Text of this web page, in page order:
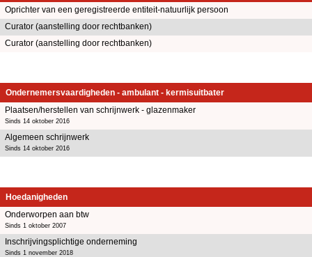
Oprichter van een geregistreerde entiteit-natuurlijk persoon
Curator (aanstelling door rechtbanken)
Curator (aanstelling door rechtbanken)
Ondernemersvaardigheden - ambulant - kermisuitbater
Plaatsen/herstellen van schrijnwerk - glazenmaker
Sinds 14 oktober 2016
Algemeen schrijnwerk
Sinds 14 oktober 2016
Hoedanigheden
Onderworpen aan btw
Sinds 1 oktober 2007
Inschrijvingsplichtige onderneming
Sinds 1 november 2018